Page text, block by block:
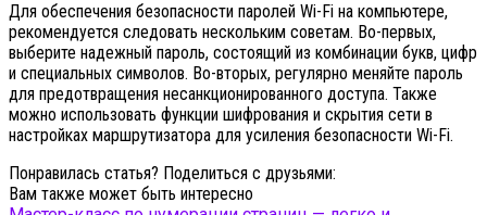
Для обеспечения безопасности паролей Wi-Fi на компьютере,
рекомендуется следовать нескольким советам. Во-первых,
выберите надежный пароль, состоящий из комбинации букв, цифр
и специальных символов. Во-вторых, регулярно меняйте пароль
для предотвращения несанкционированного доступа. Также
можно использовать функции шифрования и скрытия сети в
настройках маршрутизатора для усиления безопасности Wi-Fi.
Понравилась статья? Поделиться с друзьями:
Вам также может быть интересно